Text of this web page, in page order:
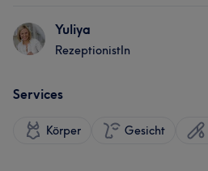
Yuliya
RezeptionistIn
Services
Körper Gesicht